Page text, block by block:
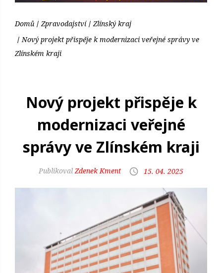
Domů Zpravodajství
Zlínský kraj
Nový projekt přispěje k modernizaci veřejné správy ve
Zlínském kraji
Nový projekt přispěje k
modernizaci veřejné
správy ve Zlínském kraji
Zdenek Kment 15. 04. 2025